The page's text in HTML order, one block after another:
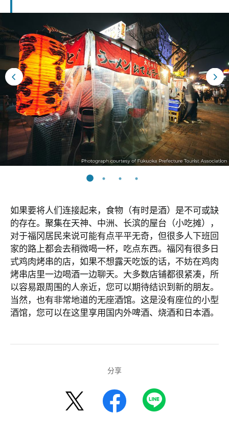
如果要将人们连接起来，食物（有时是酒）是不可或缺
的存在。聚集在天神、中洲、长滨的屋台（小吃摊），
对于福冈居民来说可能有点平平无奇，但很多人下班回
家的路上都会去稍微喝一杯，吃点东西。福冈有很多日
式鸡肉烤串的店，如果不想露天吃饭的话，不妨在鸡肉
烤串店里一边喝酒一边聊天。大多数店铺都很紧凑，所
以容易跟周围的人亲近，您可以期待结识到新的朋友。
当然，也有非常地道的无座酒馆。这是没有座位的小型
酒馆，您可以在这里享用国内外啤酒、烧酒和日本酒。
分享